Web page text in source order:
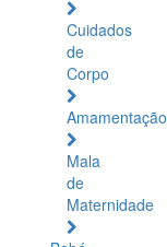
Cuidados
de
Corpo
Amamentação
Mala
de
Maternidade